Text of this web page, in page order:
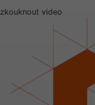
zkouknout video